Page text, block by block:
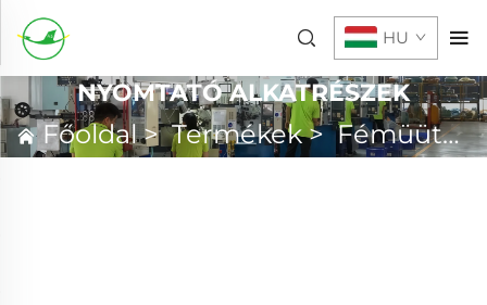
HU
NYOMTATÓ ALKATRÉSZEK
Főoldal>Termékek>Fémüütés